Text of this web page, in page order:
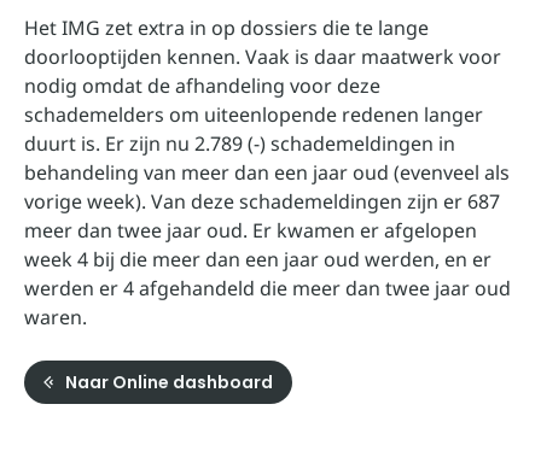
Het IMG zet extra in op dossiers die te lange
doorlooptijden kennen. Vaak is daar maatwerk voor
nodig omdat de afhandeling voor deze
schademelders om uiteenlopende redenen langer
duurt is. Er zijn nu 2.789 (-) schademeldingen in
behandeling van meer dan een jaar oud (evenveel als
vorige week). Van deze schademeldingen zijn er 687
meer dan twee jaar oud. Er kwamen er afgelopen
week 4 bij die meer dan een jaar oud werden, en er
werden er 4 afgehandeld die meer dan twee jaar oud
waren.
Naar Online dashboard